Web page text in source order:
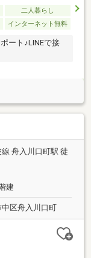
二人暮らし
インターネット無料
ート♪LINEで接
舟入川口町駅 徒
建
区舟入川口町